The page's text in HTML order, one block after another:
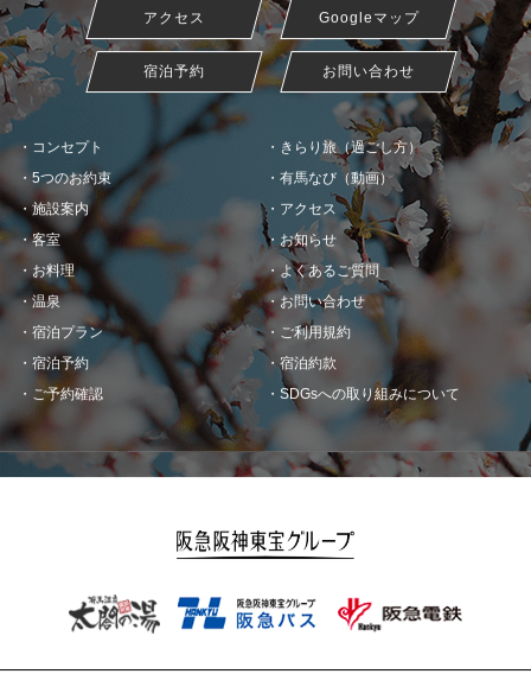
アクセス Googleマップ
宿泊予約 お問い合わせ
コンセプト
5つのお約束
施設案内
客室
お料理
温泉
きらり旅（過ごし方）
有馬なび（動画）
アクセス
お知らせ
宿泊プラン
宿泊予約
ご予約確認
よくあるご質問
お問い合わせ
ご利用規約
宿泊約款
SDGsへの取り組みについて